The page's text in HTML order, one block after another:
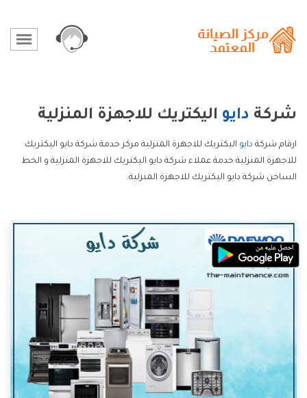
شركة دايو اليكتريك للاجهزة المنزلية
ارقام شركة دايو اليكتريك للاجهزة المنزلية مركز خدمة شركة دايو اليكتريك
للاجهزة المنزلية خدمة عملاء شركة دايو اليكتريك للاجهزة المنزلية و الخط
الساخن شركة دايو اليكتريك للاجهزة المنزلية.